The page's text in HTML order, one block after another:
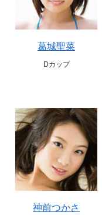
葛城聖菜
Dカップ
神前つかさ